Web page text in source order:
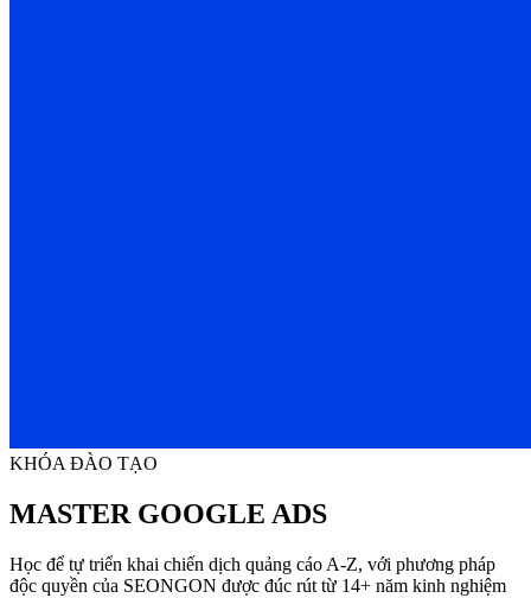
KHÓA ĐÀO TẠO
MASTER GOOGLE ADS
Học để tự triển khai chiến dịch quảng cáo A-Z, với phương pháp
độc quyền của SEONGON được đúc rút từ 14+ năm kinh nghiệm